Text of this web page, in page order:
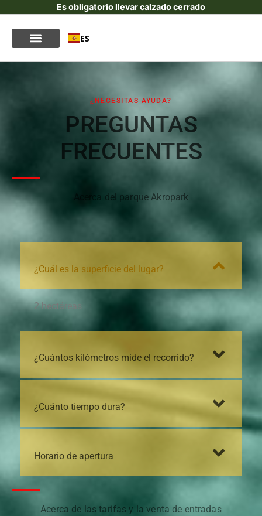
Es obligatorio llevar calzado cerrado
ES
¿NECESITAS AYUDA?
PREGUNTAS
FRECUENTES
Acerca del parque Akropark
¿Cuál es la superficie del lugar?
2 hectáreas
¿Cuántos kilómetros mide el recorrido?
¿Cuánto tiempo dura?
Horario de apertura
Acerca de las tarifas y la venta de entradas